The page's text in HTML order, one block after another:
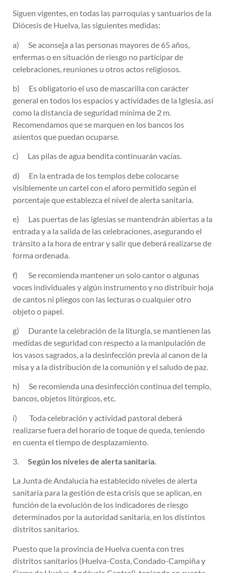
Siguen vigentes, en todas las parroquias y santuarios de la
Diócesis de Huelva, las siguientes medidas:
a) Se aconseja a las personas mayores de 65 años,
enfermas o en situación de riesgo no participar de
celebraciones, reuniones u otros actos religiosos.
b) Es obligatorio el uso de mascarilla con carácter
general en todos los espacios y actividades de la Iglesia, así
como la distancia de seguridad mínima de 2 m.
Recomendamos que se marquen en los bancos los
asientos que puedan ocuparse.
c) Las pilas de agua bendita continuarán vacías.
d) En la entrada de los templos debe colocarse
visiblemente un cartel con el aforo permitido según el
porcentaje que establezca el nivel de alerta sanitaria.
e) Las puertas de las iglesias se mantendrán abiertas a la
entrada y a la salida de las celebraciones, asegurando el
tránsito a la hora de entrar y salir que deberá realizarse de
forma ordenada.
f) Se recomienda mantener un solo cantor o algunas
voces individuales y algún instrumento y no distribuir hoja
de cantos ni pliegos con las lecturas o cualquier otro
objeto o papel.
g) Durante la celebración de la liturgia, se mantienen las
medidas de seguridad con respecto a la manipulación de
los vasos sagrados, a la desinfección previa al canon de la
misa y a la distribución de la comunión y el saludo de paz.
h) Se recomienda una desinfección continua del templo,
bancos, objetos litúrgicos, etc.
i) Toda celebración y actividad pastoral deberá
realizarse fuera del horario de toque de queda, teniendo
en cuenta el tiempo de desplazamiento.
3. Según los niveles de alerta sanitaria.
La Junta de Andalucía ha establecido niveles de alerta
sanitaria para la gestión de esta crisis que se aplican, en
función de la evolución de los indicadores de riesgo
determinados por la autoridad sanitaria, en los distintos
distritos sanitarios.
Puesto que la provincia de Huelva cuenta con tres
distritos sanitarios (Huelva-Costa, Condado-Campiña y